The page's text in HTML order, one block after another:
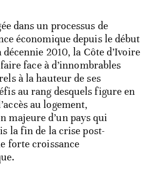
dans un processus de
économique depuis le début
décennie 2010, la Côte d’Ivoire
face à d’innombrables
à la hauteur de ses
au rang desquels figure en
au logement,
majeure d’un pays qui
la fin de la crise post-
forte croissance